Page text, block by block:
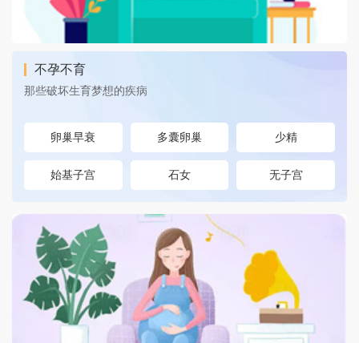
不孕不育
那些破坏生育梦想的疾病
卵巢早衰 多囊卵巢 少精
始基子宫 石女 无子宫